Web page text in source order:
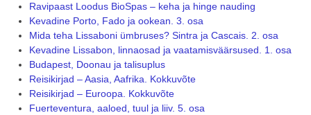
Ravipaast Loodus BioSpas – keha ja hinge nauding
Kevadine Porto, Fado ja ookean. 3. osa
Mida teha Lissaboni ümbruses? Sintra ja Cascais. 2. osa
Kevadine Lissabon, linnaosad ja vaatamisväärsused. 1. osa
Budapest, Doonau ja talisuplus
Reisikirjad – Aasia, Aafrika. Kokkuvõte
Reisikirjad – Euroopa. Kokkuvõte
Fuerteventura, aaloed, tuul ja liiv. 5. osa